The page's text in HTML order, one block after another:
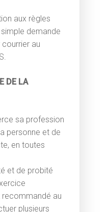
aux règles
demande
au
DE LA
sa profession
personne et de
en toutes
et de probité
au
plusieurs